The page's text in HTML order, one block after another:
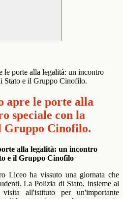
le porte alla legalità: un incontro
Stato e il Gruppo Cinofilo.
apre le porte alla
speciale con la
Gruppo Cinofilo.
alla legalità: un incontro
e il Gruppo Cinofilo
Liceo ha vissuto una giornata che
La Polizia di Stato, insieme al
all'istituto per un'importante